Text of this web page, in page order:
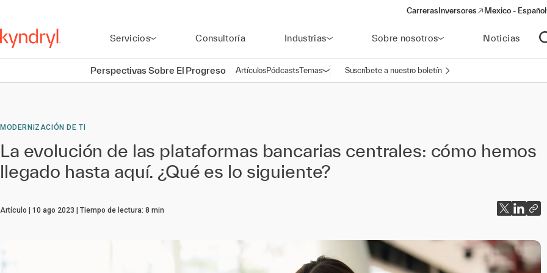
Carreras Inversores
(opens in a new window)
Mexico - Español
Servicios Consultoría Industrias Sobre nosotros Noticias
Perspectivas Sobre El Progreso ArtículosPódcastsTemasAbrir navegación
Suscríbete a nuestro boletín
MODERNIZACIÓN DE TI
La evolución de las plataformas bancarias centrales: cómo hemos
llegado hasta aquí. ¿Qué es lo siguiente?
Artículo 10 ago 2023 Tiempo de lectura: 8 min